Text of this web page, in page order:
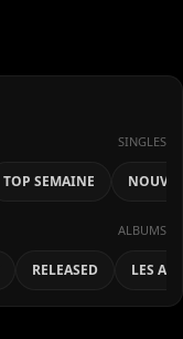
SINGLES
TOP SEMAINE
ALBUMS
RELEASED LES